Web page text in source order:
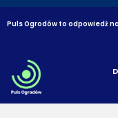
Puls Ogrodów to odpowiedź